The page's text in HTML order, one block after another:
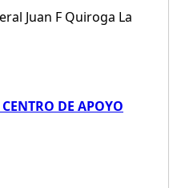
Juan F Quiroga La
DE APOYO